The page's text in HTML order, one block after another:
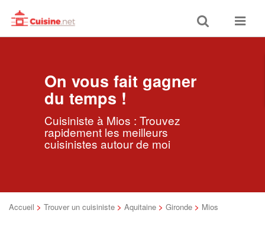
Toggle
search
Toggle
On vous fait gagner
du temps !
Cuisiniste à Mios : Trouvez
rapidement les meilleurs
cuisinistes autour de moi
Accueil > Trouver un cuisiniste > Aquitaine > Gironde > Mios